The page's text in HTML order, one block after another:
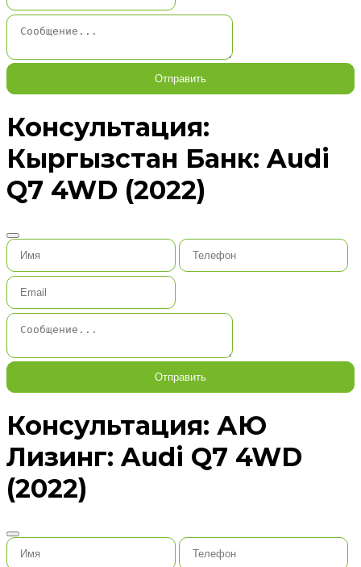
Отправить
Консультация:
Кыргызстан Банк: Audi
Q7 4WD (2022)
Отправить
Консультация: АЮ
Лизинг: Audi Q7 4WD
(2022)